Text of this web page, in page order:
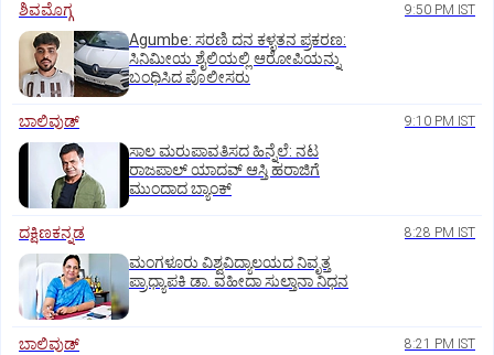
ಶಿವಮೊಗ್ಗ 9:50 PM IST
Agumbe: ಸರಣಿ ದನ ಕಳ್ಳತನ ಪ್ರಕರಣ:
ಸಿನಿಮೀಯ ಶೈಲಿಯಲ್ಲಿ ಆರೋಪಿಯನ್ನು
ಬಂಧಿಸಿದ ಪೊಲೀಸರು
ಬಾಲಿವುಡ್‌ 9:10 PM IST
ಸಾಲ ಮರುಪಾವತಿಸದ ಹಿನ್ನೆಲೆ: ನಟ
ರಾಜಪಾಲ್ ಯಾದವ್‌ ಆಸ್ತಿ ಹರಾಜಿಗೆ
ಮುಂದಾದ ಬ್ಯಾಂಕ್
ದಕ್ಷಿಣಕನ್ನಡ 8:28 PM IST
ಮಂಗಳೂರು ವಿಶ್ವವಿದ್ಯಾಲಯದ ನಿವೃತ್ತ
ಪ್ರಾಧ್ಯಾಪಕಿ ಡಾ. ವಹೀದಾ ಸುಲ್ತಾನಾ ನಿಧನ
ಬಾಲಿವುಡ್‌ 8:21 PM IST